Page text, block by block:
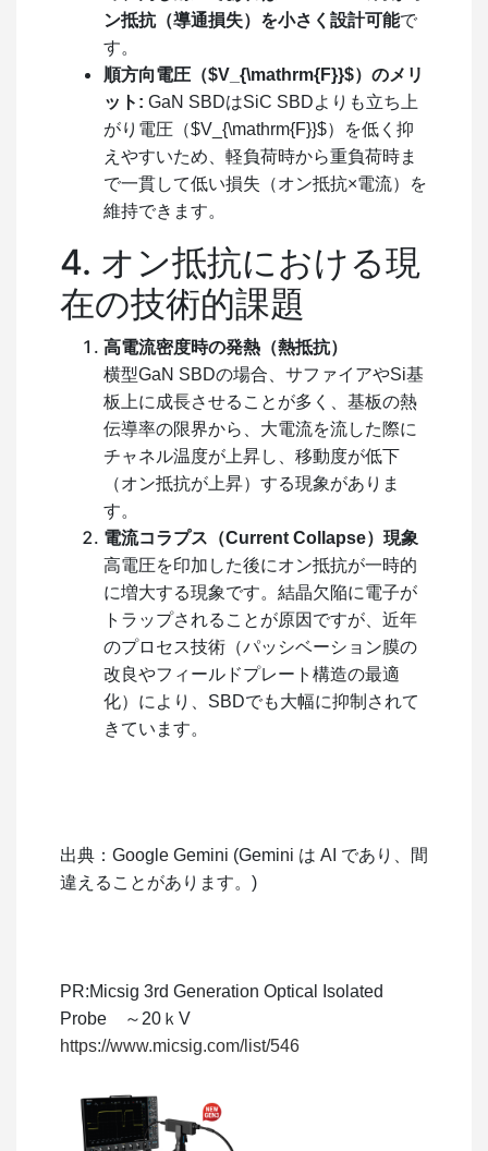
ン抵抗（導通損失）を小さく設計可能で
す。
順方向電圧（$V_{\mathrm{F}}$）のメリ
ット: GaN SBDはSiC SBDよりも立ち上
がり電圧（$V_{\mathrm{F}}$）を低く抑
えやすいため、軽負荷時から重負荷時ま
で一貫して低い損失（オン抵抗×電流）を
維持できます。
4. オン抵抗における現
在の技術的課題
高電流密度時の発熱（熱抵抗）
横型GaN SBDの場合、サファイアやSi基
板上に成長させることが多く、基板の熱
伝導率の限界から、大電流を流した際に
チャネル温度が上昇し、移動度が低下
（オン抵抗が上昇）する現象がありま
す。
電流コラプス（Current Collapse）現象
高電圧を印加した後にオン抵抗が一時的
に増大する現象です。結晶欠陥に電子が
トラップされることが原因ですが、近年
のプロセス技術（パッシベーション膜の
改良やフィールドプレート構造の最適
化）により、SBDでも大幅に抑制されて
きています。
出典：Google Gemini (Gemini は AI であり、間
違えることがあります。)
PR:Micsig 3rd Generation Optical Isolated
Probe ～20ｋV
https://www.micsig.com/list/546